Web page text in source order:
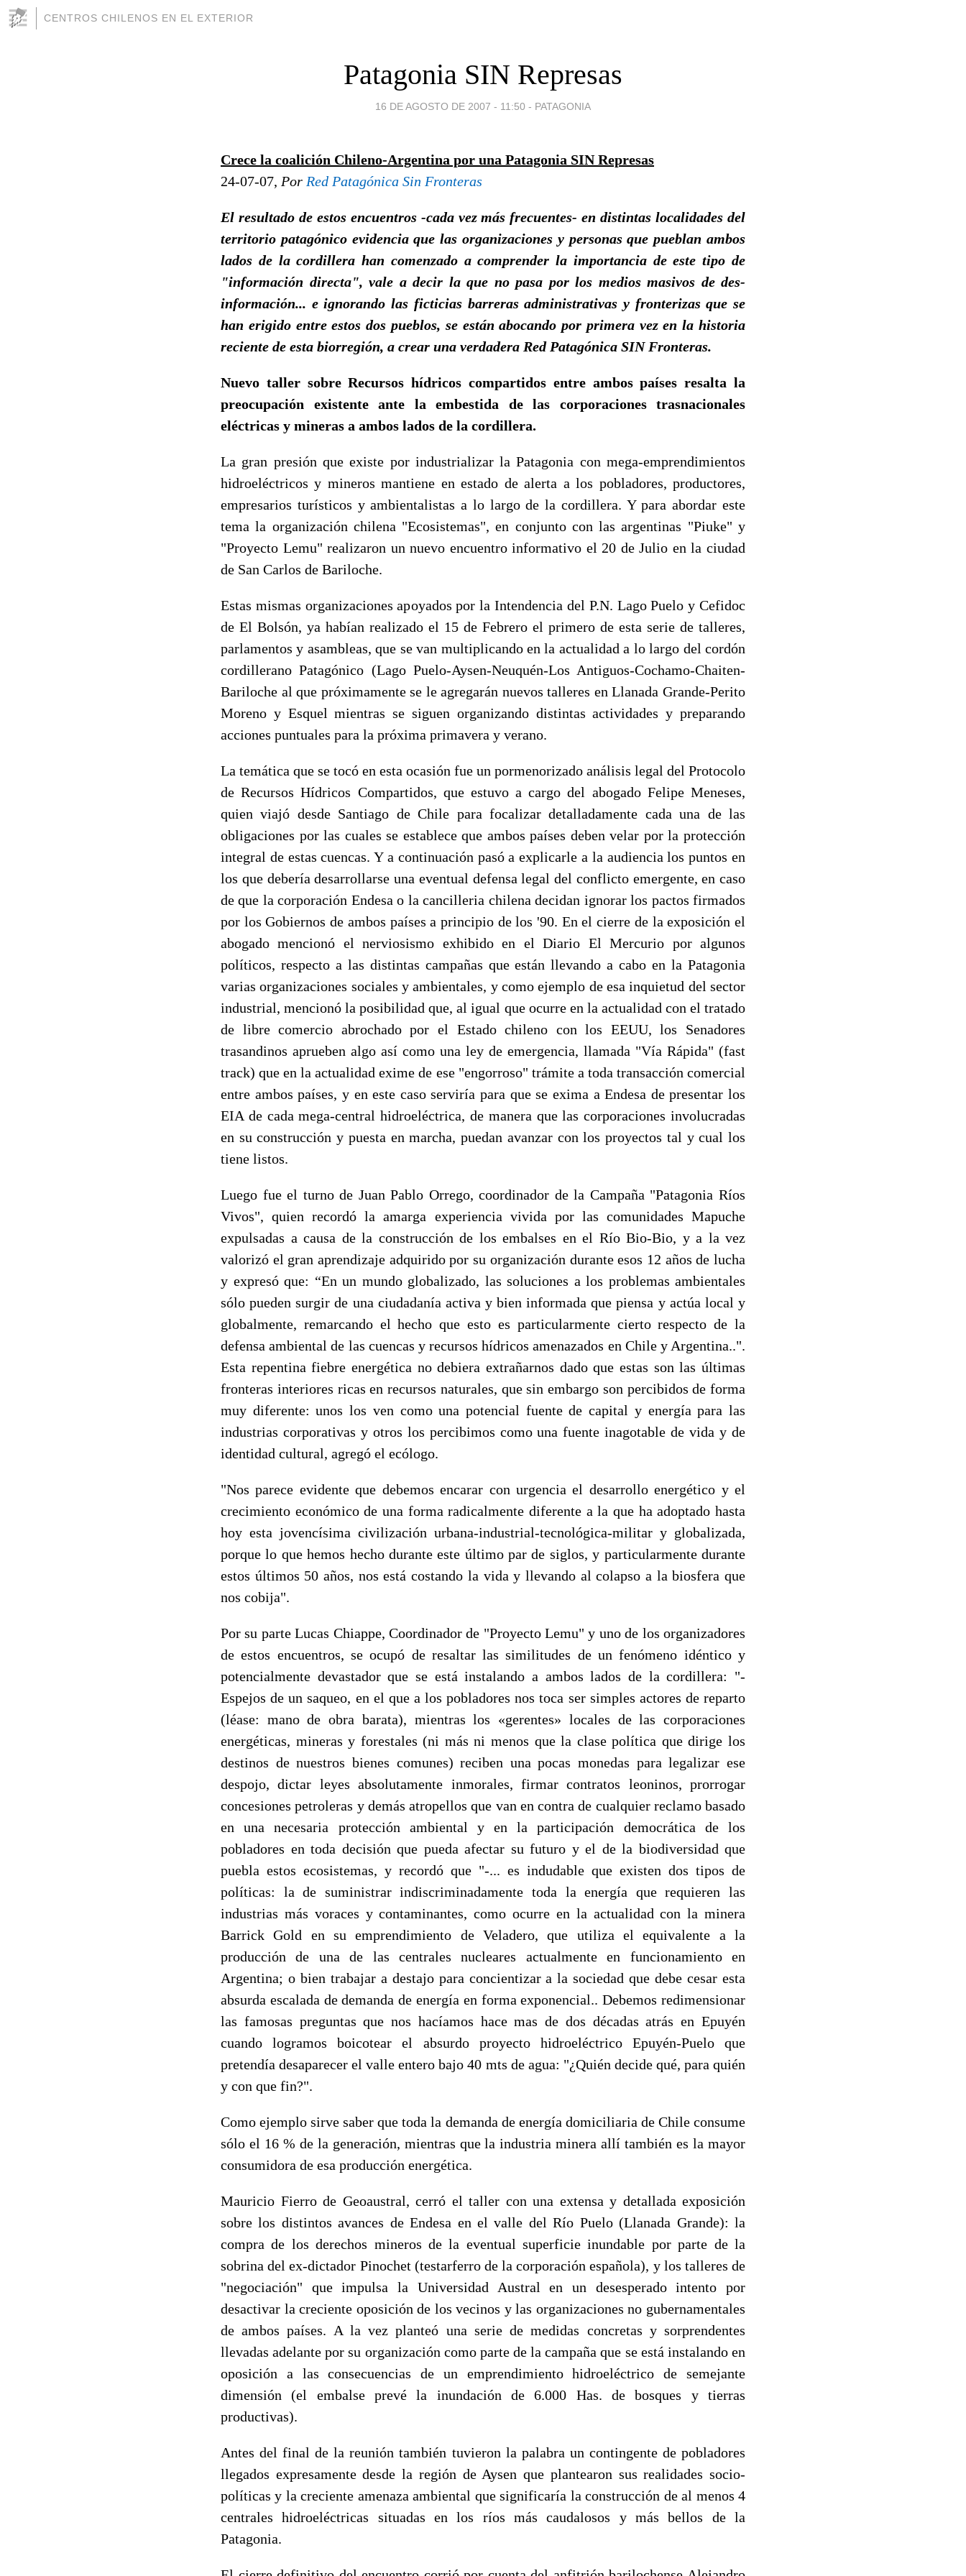
CENTROS CHILENOS EN EL EXTERIOR
Patagonia SIN Represas
16 DE AGOSTO DE 2007 - 11:50 - PATAGONIA
Crece la coalición Chileno-Argentina por una Patagonia SIN Represas
24-07-07, Por Red Patagónica Sin Fronteras
El resultado de estos encuentros -cada vez más frecuentes- en distintas localidades del
territorio patagónico evidencia que las organizaciones y personas que pueblan ambos
lados de la cordillera han comenzado a comprender la importancia de este tipo de
"información directa", vale a decir la que no pasa por los medios masivos de des-
información... e ignorando las ficticias barreras administrativas y fronterizas que se
han erigido entre estos dos pueblos, se están abocando por primera vez en la historia
reciente de esta biorregión, a crear una verdadera Red Patagónica SIN Fronteras.
Nuevo taller sobre Recursos hídricos compartidos entre ambos países resalta la
preocupación existente ante la embestida de las corporaciones trasnacionales
eléctricas y mineras a ambos lados de la cordillera.
La gran presión que existe por industrializar la Patagonia con mega-emprendimientos
hidroeléctricos y mineros mantiene en estado de alerta a los pobladores, productores,
empresarios turísticos y ambientalistas a lo largo de la cordillera. Y para abordar este
tema la organización chilena "Ecosistemas", en conjunto con las argentinas "Piuke" y
"Proyecto Lemu" realizaron un nuevo encuentro informativo el 20 de Julio en la ciudad
de San Carlos de Bariloche.
Estas mismas organizaciones apoyados por la Intendencia del P.N. Lago Puelo y Cefidoc
de El Bolsón, ya habían realizado el 15 de Febrero el primero de esta serie de talleres,
parlamentos y asambleas, que se van multiplicando en la actualidad a lo largo del cordón
cordillerano Patagónico (Lago Puelo-Aysen-Neuquén-Los Antiguos-Cochamo-Chaiten-
Bariloche al que próximamente se le agregarán nuevos talleres en Llanada Grande-Perito
Moreno y Esquel mientras se siguen organizando distintas actividades y preparando
acciones puntuales para la próxima primavera y verano.
La temática que se tocó en esta ocasión fue un pormenorizado análisis legal del Protocolo
de Recursos Hídricos Compartidos, que estuvo a cargo del abogado Felipe Meneses,
quien viajó desde Santiago de Chile para focalizar detalladamente cada una de las
obligaciones por las cuales se establece que ambos países deben velar por la protección
integral de estas cuencas. Y a continuación pasó a explicarle a la audiencia los puntos en
los que debería desarrollarse una eventual defensa legal del conflicto emergente, en caso
de que la corporación Endesa o la cancilleria chilena decidan ignorar los pactos firmados
por los Gobiernos de ambos países a principio de los '90. En el cierre de la exposición el
abogado mencionó el nerviosismo exhibido en el Diario El Mercurio por algunos
políticos, respecto a las distintas campañas que están llevando a cabo en la Patagonia
varias organizaciones sociales y ambientales, y como ejemplo de esa inquietud del sector
industrial, mencionó la posibilidad que, al igual que ocurre en la actualidad con el tratado
de libre comercio abrochado por el Estado chileno con los EEUU, los Senadores
trasandinos aprueben algo así como una ley de emergencia, llamada "Vía Rápida" (fast
track) que en la actualidad exime de ese "engorroso" trámite a toda transacción comercial
entre ambos países, y en este caso serviría para que se exima a Endesa de presentar los
EIA de cada mega-central hidroeléctrica, de manera que las corporaciones involucradas
en su construcción y puesta en marcha, puedan avanzar con los proyectos tal y cual los
tiene listos.
Luego fue el turno de Juan Pablo Orrego, coordinador de la Campaña "Patagonia Ríos
Vivos", quien recordó la amarga experiencia vivida por las comunidades Mapuche
expulsadas a causa de la construcción de los embalses en el Río Bio-Bio, y a la vez
valorizó el gran aprendizaje adquirido por su organización durante esos 12 años de lucha
y expresó que: “En un mundo globalizado, las soluciones a los problemas ambientales
sólo pueden surgir de una ciudadanía activa y bien informada que piensa y actúa local y
globalmente, remarcando el hecho que esto es particularmente cierto respecto de la
defensa ambiental de las cuencas y recursos hídricos amenazados en Chile y Argentina..".
Esta repentina fiebre energética no debiera extrañarnos dado que estas son las últimas
fronteras interiores ricas en recursos naturales, que sin embargo son percibidos de forma
muy diferente: unos los ven como una potencial fuente de capital y energía para las
industrias corporativas y otros los percibimos como una fuente inagotable de vida y de
identidad cultural, agregó el ecólogo.
"Nos parece evidente que debemos encarar con urgencia el desarrollo energético y el
crecimiento económico de una forma radicalmente diferente a la que ha adoptado hasta
hoy esta jovencísima civilización urbana-industrial-tecnológica-militar y globalizada,
porque lo que hemos hecho durante este último par de siglos, y particularmente durante
estos últimos 50 años, nos está costando la vida y llevando al colapso a la biosfera que
nos cobija".
Por su parte Lucas Chiappe, Coordinador de "Proyecto Lemu" y uno de los organizadores
de estos encuentros, se ocupó de resaltar las similitudes de un fenómeno idéntico y
potencialmente devastador que se está instalando a ambos lados de la cordillera: "-
Espejos de un saqueo, en el que a los pobladores nos toca ser simples actores de reparto
(léase: mano de obra barata), mientras los «gerentes» locales de las corporaciones
energéticas, mineras y forestales (ni más ni menos que la clase política que dirige los
destinos de nuestros bienes comunes) reciben una pocas monedas para legalizar ese
despojo, dictar leyes absolutamente inmorales, firmar contratos leoninos, prorrogar
concesiones petroleras y demás atropellos que van en contra de cualquier reclamo basado
en una necesaria protección ambiental y en la participación democrática de los
pobladores en toda decisión que pueda afectar su futuro y el de la biodiversidad que
puebla estos ecosistemas, y recordó que "-... es indudable que existen dos tipos de
políticas: la de suministrar indiscriminadamente toda la energía que requieren las
industrias más voraces y contaminantes, como ocurre en la actualidad con la minera
Barrick Gold en su emprendimiento de Veladero, que utiliza el equivalente a la
producción de una de las centrales nucleares actualmente en funcionamiento en
Argentina; o bien trabajar a destajo para concientizar a la sociedad que debe cesar esta
absurda escalada de demanda de energía en forma exponencial.. Debemos redimensionar
las famosas preguntas que nos hacíamos hace mas de dos décadas atrás en Epuyén
cuando logramos boicotear el absurdo proyecto hidroeléctrico Epuyén-Puelo que
pretendía desaparecer el valle entero bajo 40 mts de agua: "¿Quién decide qué, para quién
y con que fin?".
Como ejemplo sirve saber que toda la demanda de energía domiciliaria de Chile consume
sólo el 16 % de la generación, mientras que la industria minera allí también es la mayor
consumidora de esa producción energética.
Mauricio Fierro de Geoaustral, cerró el taller con una extensa y detallada exposición
sobre los distintos avances de Endesa en el valle del Río Puelo (Llanada Grande): la
compra de los derechos mineros de la eventual superficie inundable por parte de la
sobrina del ex-dictador Pinochet (testarferro de la corporación española), y los talleres de
"negociación" que impulsa la Universidad Austral en un desesperado intento por
desactivar la creciente oposición de los vecinos y las organizaciones no gubernamentales
de ambos países. A la vez planteó una serie de medidas concretas y sorprendentes
llevadas adelante por su organización como parte de la campaña que se está instalando en
oposición a las consecuencias de un emprendimiento hidroeléctrico de semejante
dimensión (el embalse prevé la inundación de 6.000 Has. de bosques y tierras
productivas).
Antes del final de la reunión también tuvieron la palabra un contingente de pobladores
llegados expresamente desde la región de Aysen que plantearon sus realidades socio-
políticas y la creciente amenaza ambiental que significaría la construcción de al menos 4
centrales hidroeléctricas situadas en los ríos más caudalosos y más bellos de la
Patagonia.